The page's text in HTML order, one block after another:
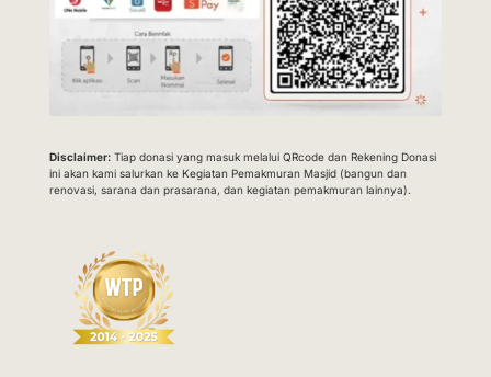
Disclaimer:Tiap donasi yang masuk melalui QRcode dan Rekening Donasi
ini akan kami salurkan ke Kegiatan Pemakmuran Masjid (bangun dan
renovasi, sarana dan prasarana, dan kegiatan pemakmuran lainnya).